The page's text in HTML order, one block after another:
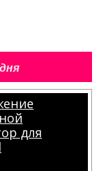
для